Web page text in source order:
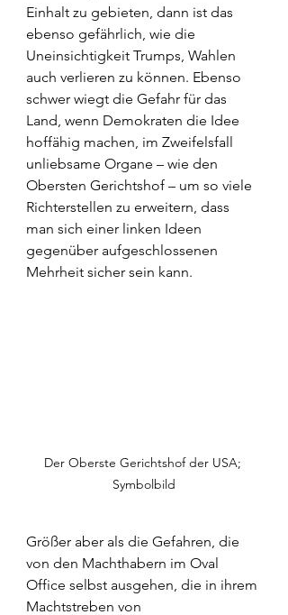
Einhalt zu gebieten, dann ist das
ebenso gefährlich, wie die
Uneinsichtigkeit Trumps, Wahlen
auch verlieren zu können. Ebenso
schwer wiegt die Gefahr für das
Land, wenn Demokraten die Idee
hoffähig machen, im Zweifelsfall
unliebsame Organe – wie den
Obersten Gerichtshof – um so viele
Richterstellen zu erweitern, dass
man sich einer linken Ideen
gegenüber aufgeschlossenen
Mehrheit sicher sein kann.
Der Oberste Gerichtshof der USA;
Symbolbild
Größer aber als die Gefahren, die
von den Machthabern im Oval
Office selbst ausgehen, die in ihrem
Machtstreben von